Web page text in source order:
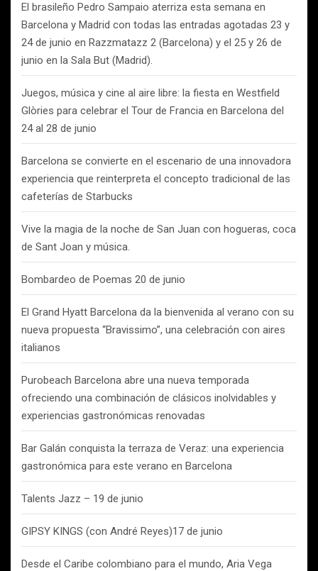
El brasileño Pedro Sampaio aterriza esta semana en
Barcelona y Madrid con todas las entradas agotadas 23 y
24 de junio en Razzmatazz 2 (Barcelona) y el 25 y 26 de
junio en la Sala But (Madrid).
Juegos, música y cine al aire libre: la fiesta en Westfield
Glòries para celebrar el Tour de Francia en Barcelona del
24 al 28 de junio
Barcelona se convierte en el escenario de una innovadora
experiencia que reinterpreta el concepto tradicional de las
cafeterías de Starbucks
Vive la magia de la noche de San Juan con hogueras, coca
de Sant Joan y música.
Bombardeo de Poemas 20 de junio
El Grand Hyatt Barcelona da la bienvenida al verano con su
nueva propuesta “Bravissimo”, una celebración con aires
italianos
Purobeach Barcelona abre una nueva temporada
ofreciendo una combinación de clásicos inolvidables y
experiencias gastronómicas renovadas
Bar Galán conquista la terraza de Veraz: una experiencia
gastronómica para este verano en Barcelona
Talents Jazz – 19 de junio
GIPSY KINGS (con André Reyes)17 de junio
Desde el Caribe colombiano para el mundo, Aria Vega